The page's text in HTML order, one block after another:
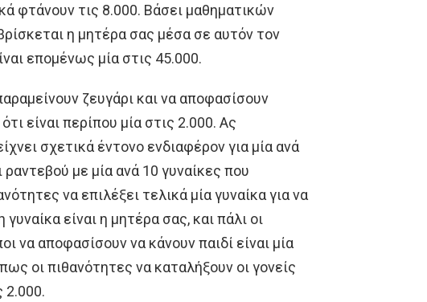
φτάνουν τις 8.000. Βάσει μαθηματικών
η μητέρα σας μέσα σε αυτόν τον
επομένως μία στις 45.000.
ζευγάρι και να αποφασίσουν
είναι περίπου μία στις 2.000. Ας
σχετικά έντονο ενδιαφέρον για μία ανά
ραντεβού με μία ανά 10 γυναίκες που
να επιλέξει τελικά μία γυναίκα για να
είναι η μητέρα σας, και πάλι οι
να αποφασίσουν να κάνουν παιδί είναι μία
οι πιθανότητες να καταλήξουν οι γονείς
2.000.